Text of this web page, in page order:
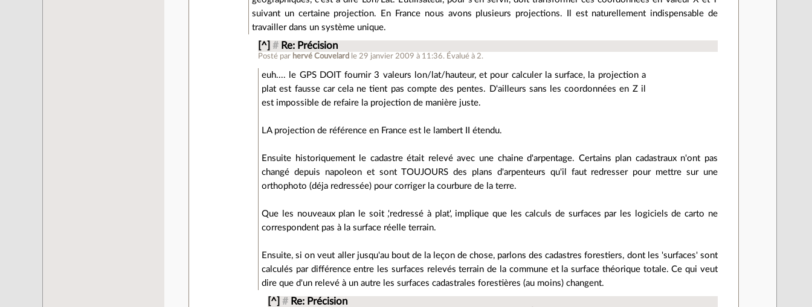
suivant un certaine projection. En France nous avons plusieurs projections. Il est naturellement indispensable de
travailler dans un système unique.
[^] # Re: Précision
Posté par hervé Couvelard le 29 janvier 2009 à 11:36. Évalué à 2.
euh.... le GPS DOIT fournir 3 valeurs lon/lat/hauteur, et pour calculer la surface, la projection a
plat est fausse car cela ne tient pas compte des pentes. D'ailleurs sans les coordonnées en Z il
est impossible de refaire la projection de manière juste.
LA projection de référence en France est le lambert II étendu.
Ensuite historiquement le cadastre était relevé avec une chaine d'arpentage. Certains plan cadastraux n'ont pas
changé depuis napoleon et sont TOUJOURS des plans d'arpenteurs qu'il faut redresser pour mettre sur une
orthophoto (déja redressée) pour corriger la courbure de la terre.
Que les nouveaux plan le soit ,'redressé à plat', implique que les calculs de surfaces par les logiciels de carto ne
correspondent pas à la surface réelle terrain.
Ensuite, si on veut aller jusqu'au bout de la leçon de chose, parlons des cadastres forestiers, dont les 'surfaces' sont
calculés par différence entre les surfaces relevés terrain de la commune et la surface théorique totale. Ce qui veut
dire que d'un relevé à un autre les surfaces cadastrales forestières (au moins) changent.
[^] # Re: Précision